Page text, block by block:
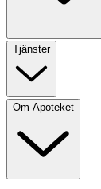
Tjänster
Om Apoteket